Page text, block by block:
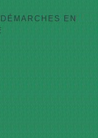
DÉMARCHES EN